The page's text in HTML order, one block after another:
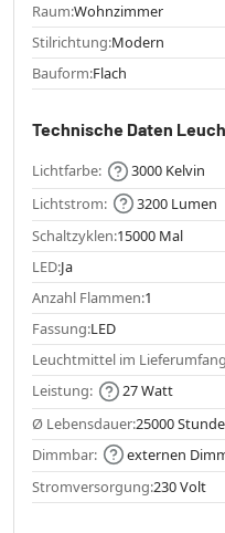
Raum:Wohnzimmer
Stilrichtung:Modern
Bauform:Flach
Technische Daten
Lichtfarbe:
3000 Kelvin
Lichtstrom:
3200 Lumen
Schaltzyklen:15000 Mal
LED:Ja
Anzahl Flammen:1
Fassung:LED
Leuchtmittel im
Leistung:
27 Watt
Ø Lebensdauer:25000
Dimmbar:
externen
Stromversorgung:230 Volt